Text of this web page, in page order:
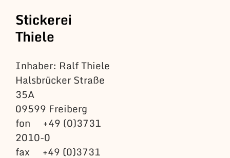
Stickerei
Thiele
Inhaber: Ralf Thiele
Halsbrücker Straße
35A
09599 Freiberg
fon +49 (0)3731
2010-0
fax +49 (0)3731